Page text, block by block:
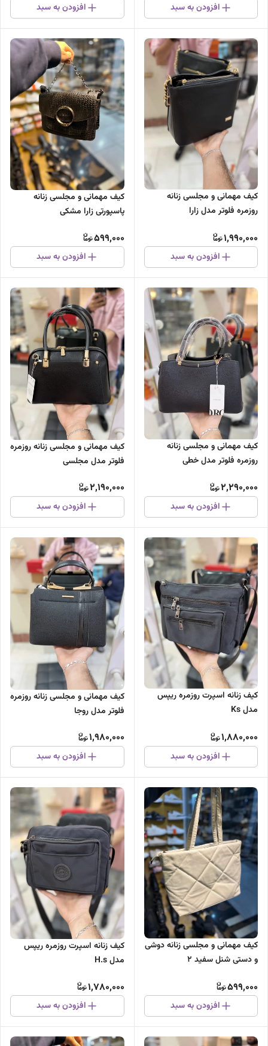
افزودن به سبد افزودن به سبد
کیف مهمانی و مجلسی زنانه
روزمره فلوتر مدل زارا
1,990,000
افزودن به سبد
کیف مهمانی و مجلسی زنانه
پاسپورتی زارا مشکی
599,000
افزودن به سبد
کیف مهمانی و مجلسی زنانه
روزمره فلوتر مدل خطی
2,290,000
افزودن به سبد
کیف مهمانی و مجلسی زنانه روزمره
فلوتر مدل مجلسی
2,190,000
افزودن به سبد
کیف زنانه اسپرت روزمره ریپس
مدل Ks
1,880,000
افزودن به سبد
کیف مهمانی و مجلسی زنانه روزمره
فلوتر مدل روجا
1,980,000
افزودن به سبد
کیف مهمانی و مجلسی زنانه دوشی
و دستی شنل سفید ۲
599,000
افزودن به سبد
کیف زنانه اسپرت روزمره ریپس
مدل H.s
1,780,000
افزودن به سبد